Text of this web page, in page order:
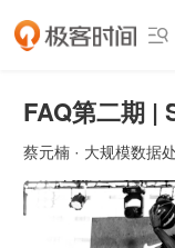

FAQ第二期 |
蔡元楠 · 大规模数据